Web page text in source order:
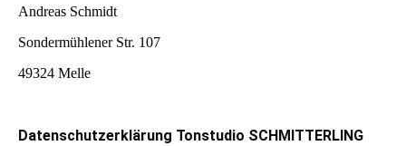
Andreas Schmidt
Sondermühlener Str. 107
49324 Melle
Datenschutzerklärung Tonstudio SCHMITTERLING